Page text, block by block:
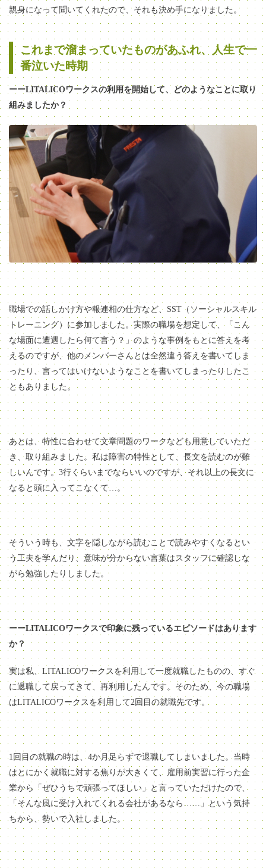
親身になって聞いてくれたので、それも決め手になりました。
これまで溜まっていたものがあふれ、人生で一
番泣いた時期
ーーLITALICOワークスの利用を開始して、どのようなことに取り
組みましたか？
職場での話しかけ方や報連相の仕方など、SST（ソーシャルスキル
トレーニング）に参加しました。実際の職場を想定して、「こん
な場面に遭遇したら何て言う？」のような事例をもとに答えを考
えるのですが、他のメンバーさんとは全然違う答えを書いてしま
ったり、言ってはいけないようなことを書いてしまったりしたこ
ともありました。
あとは、特性に合わせて文章問題のワークなども用意していただ
き、取り組みました。私は障害の特性として、長文を読むのが難
しいんです。3行くらいまでならいいのですが、それ以上の長文に
なると頭に入ってこなくて…。
そういう時も、文字を隠しながら読むことで読みやすくなるとい
う工夫を学んだり、意味が分からない言葉はスタッフに確認しな
がら勉強したりしました。
ーーLITALICOワークスで印象に残っているエピソードはあります
か？
実は私、LITALICOワークスを利用して一度就職したものの、すぐ
に退職して戻ってきて、再利用したんです。そのため、今の職場
はLITALICOワークスを利用して2回目の就職先です。
1回目の就職の時は、4か月足らずで退職してしまいました。当時
はとにかく就職に対する焦りが大きくて、雇用前実習に行った企
業から「ぜひうちで頑張ってほしい」と言っていただけたので、
「そんな風に受け入れてくれる会社があるなら……」という気持
ちから、勢いで入社しました。